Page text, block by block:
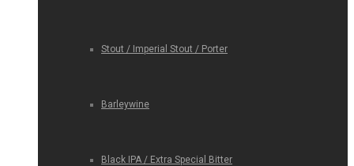
Stout / Imperial Stout / Porter
Barleywine
Black IPA / Extra Special Bitter